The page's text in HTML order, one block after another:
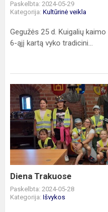
Paskelbta: 2024-05-29
Kategorija: Kultūrinė veikla
Gegužės 25 d. Kuigalių
6-ąjį kartą vyko tradicini...
Diena
Trakuose
Diena Trakuose
Paskelbta: 2024-05-28
Kategorija: Išvykos